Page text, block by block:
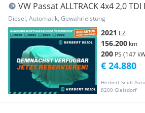
VW Passat ALLTRACK 4x4 2,0
ZOLL / VOLL...
Diesel, Automatik, Gewährleistung
2021 EZ
156.200 km
200 PS (147
Herbert Seidl
8200 Gleisdorf
€ 24.880